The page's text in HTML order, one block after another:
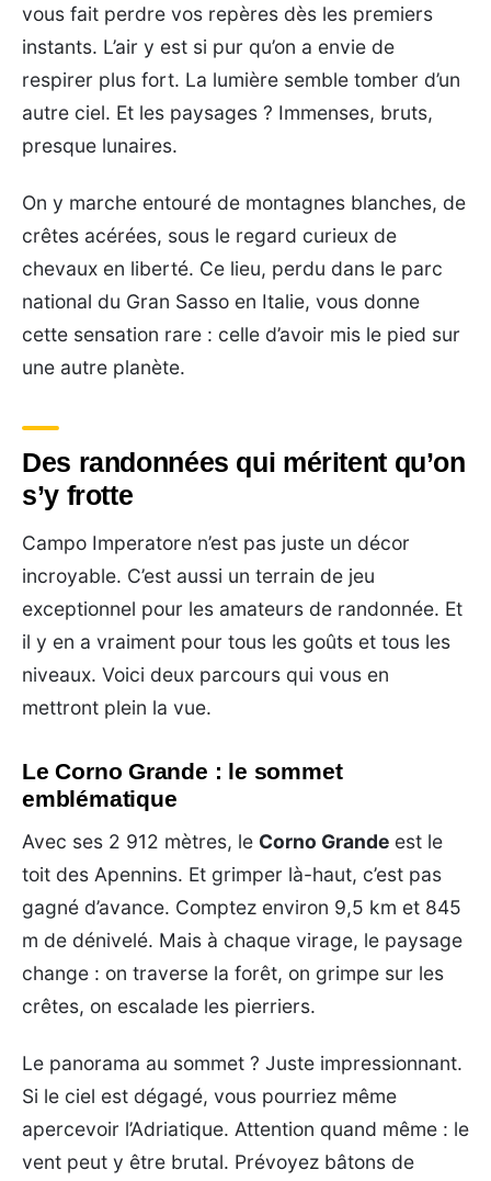
vous fait perdre vos repères dès les premiers
instants. L’air y est si pur qu’on a envie de
respirer plus fort. La lumière semble tomber d’un
autre ciel. Et les paysages ? Immenses, bruts,
presque lunaires.
On y marche entouré de montagnes blanches, de
crêtes acérées, sous le regard curieux de
chevaux en liberté. Ce lieu, perdu dans le parc
national du Gran Sasso en Italie, vous donne
cette sensation rare : celle d’avoir mis le pied sur
une autre planète.
Des randonnées qui méritent qu’on
s’y frotte
Campo Imperatore n’est pas juste un décor
incroyable. C’est aussi un terrain de jeu
exceptionnel pour les amateurs de randonnée. Et
il y en a vraiment pour tous les goûts et tous les
niveaux. Voici deux parcours qui vous en
mettront plein la vue.
Le Corno Grande : le sommet
emblématique
Avec ses 2 912 mètres, le Corno Grande est le
toit des Apennins. Et grimper là-haut, c’est pas
gagné d’avance. Comptez environ 9,5 km et 845
m de dénivelé. Mais à chaque virage, le paysage
change : on traverse la forêt, on grimpe sur les
crêtes, on escalade les pierriers.
Le panorama au sommet ? Juste impressionnant.
Si le ciel est dégagé, vous pourriez même
apercevoir l’Adriatique. Attention quand même : le
vent peut y être brutal. Prévoyez bâtons de